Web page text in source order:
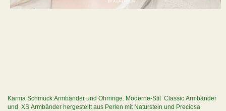
Karma Schmuck:Armbänder und Ohrringe. Moderne-Stil Classic Armbänder
und XS Armbänder hergestellt aus Perlen mit Naturstein und Preciosa